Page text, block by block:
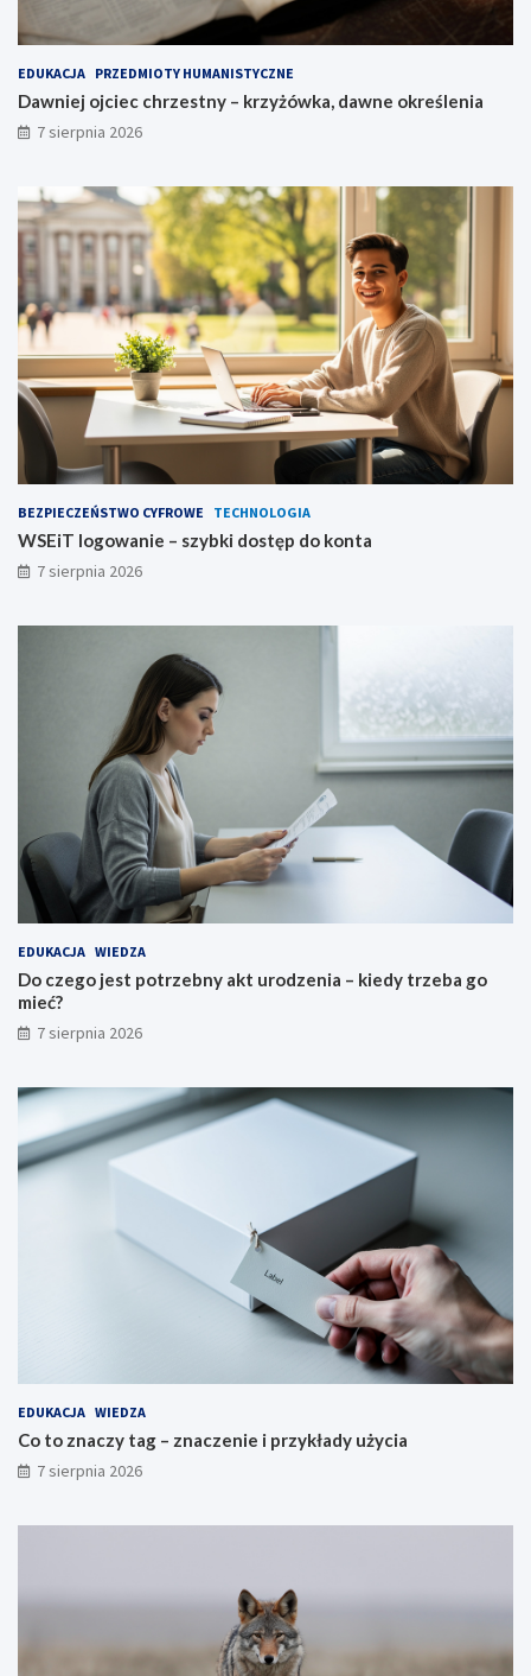
EDUKACJA PRZEDMIOTY HUMANISTYCZNE
Dawniej ojciec chrzestny – krzyżówka, dawne określenia
7 sierpnia 2026
BEZPIECZEŃSTWO CYFROWE TECHNOLOGIA
WSEiT logowanie – szybki dostęp do konta
7 sierpnia 2026
EDUKACJA WIEDZA
Do czego jest potrzebny akt urodzenia – kiedy trzeba go
mieć?
7 sierpnia 2026
EDUKACJA WIEDZA
Co to znaczy tag – znaczenie i przykłady użycia
7 sierpnia 2026